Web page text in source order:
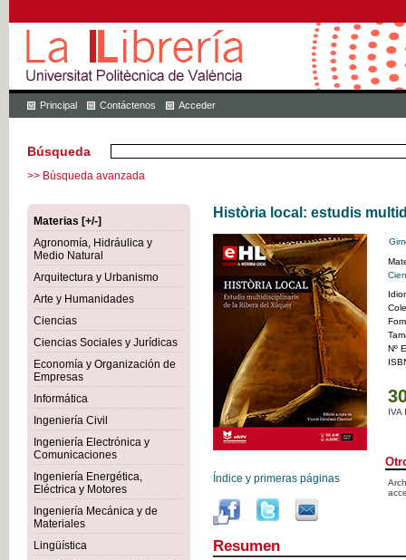
Principal Contáctenos Acceder
Búsqueda
>> Búsqueda avanzada
Materias [+/-]
Agronomía, Hidráulica y
Medio Natural
Arquitectura y Urbanismo
Arte y Humanidades
Ciencias
Ciencias Sociales y Jurídicas
Economía y Organización de
Empresas
Informática
Ingeniería Civil
Ingeniería Electrónica y
Comunicaciones
Ingeniería Energética,
Eléctrica y Motores
Ingeniería Mecánica y de
Materiales
Lingüística
Història local: estudis
Índice y primeras páginas
Nº
IVA
Resumen